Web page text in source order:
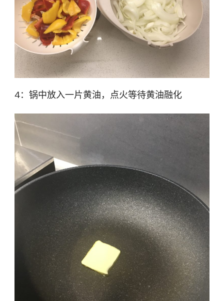
4：锅中放入一片黄油，点火等待黄油融化